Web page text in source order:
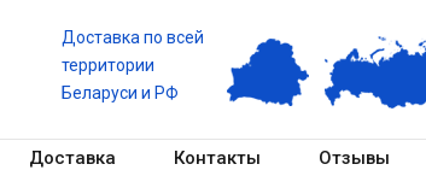
Доставка по всей
территории
Беларуси и РФ
Доставка Контакты Отзывы